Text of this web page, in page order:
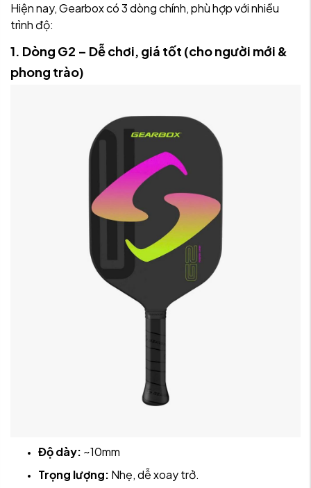
Hiện nay, Gearbox có 3 dòng chính, phù hợp với nhiều
trình độ:
1. Dòng G2 – Dễ chơi, giá tốt (cho người mới &
phong trào)
Độ dày: ~10mm
Trọng lượng: Nhẹ, dễ xoay trở.